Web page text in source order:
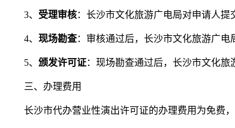
3、 受理审核：长沙市文化旅游广电局对申请人
4、 现场勘查：审核通过后，长沙市文化旅游广电
5、 颁发许可证：现场勘查通过后，长沙市文化旅
三、办理费用
长沙市代办营业性演出许可证的办理费用为免费